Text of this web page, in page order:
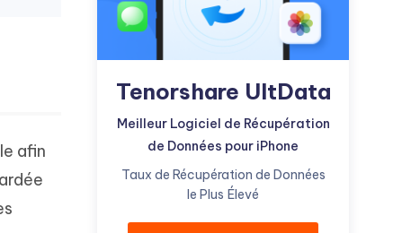
afin
Tenorshare UltData
Meilleur Logiciel de Récupération
de Données pour iPhone
Taux de Récupération de Données
le Plus Élevé